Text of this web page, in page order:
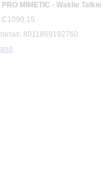
PRO MIMETIC - Waklie Talkie
C1090.15
8011869192760